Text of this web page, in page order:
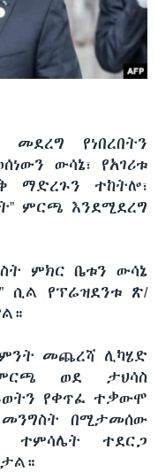
የነበረበትን
ውሳኔ፣ የአገሪቱ
ማድረጉን ተከትሎ፣
ምርጫ እንደሚደረግ
ምክር ቤቱን ውሳኔ
ሲል የፕሬዝደንቱ ጽ/
መጨረሻ ሊካሄድ
ወደ ታህሳስ
የቀጥፈ ተቃውሞ
መንግስት በሚታመሰው
ተምሳሌት ተደርጋ